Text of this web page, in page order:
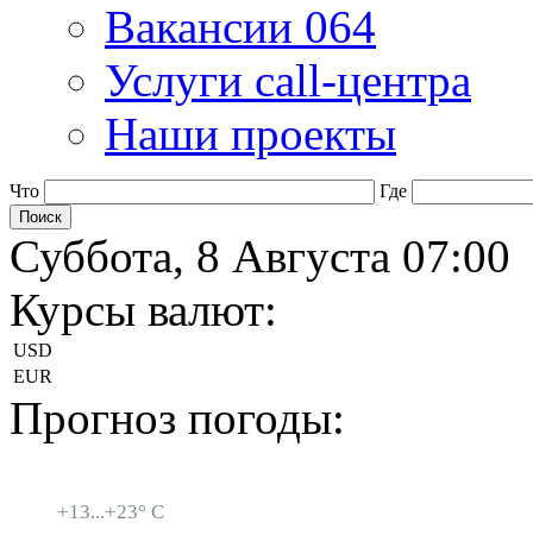
Вакансии 064
Услуги call-центра
Наши проекты
Что Где
Суббота, 8 Августа 07:00
Курсы валют:
USD
EUR
Прогноз погоды:
+13...+23° C